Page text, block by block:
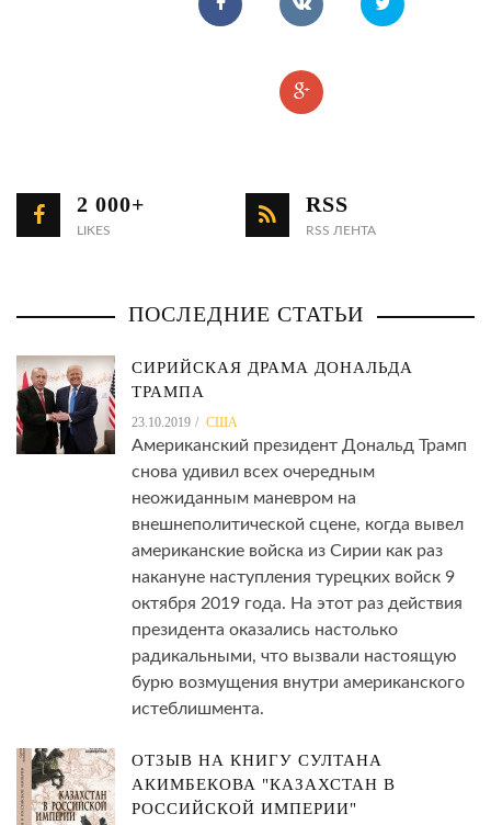
2 000+
LIKES
RSS
RSS ЛЕНТА
ПОСЛЕДНИЕ СТАТЬИ
СИРИЙСКАЯ ДРАМА ДОНАЛЬДА
ТРАМПА
23.10.2019 США
Американский президент Дональд Трамп
снова удивил всех очередным
неожиданным маневром на
внешнеполитической сцене, когда вывел
американские войска из Сирии как раз
накануне наступления турецких войск 9
октября 2019 года. На этот раз действия
президента оказались настолько
радикальными, что вызвали настоящую
бурю возмущения внутри американского
истеблишмента.
ОТЗЫВ НА КНИГУ СУЛТАНА
АКИМБЕКОВА "КАЗАХСТАН В
РОССИЙСКОЙ ИМПЕРИИ"